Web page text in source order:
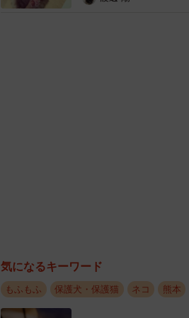
気になるキーワード
もふもふ 保護犬・保護猫 ネコ 熊本